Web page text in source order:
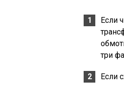
Если
три
Если